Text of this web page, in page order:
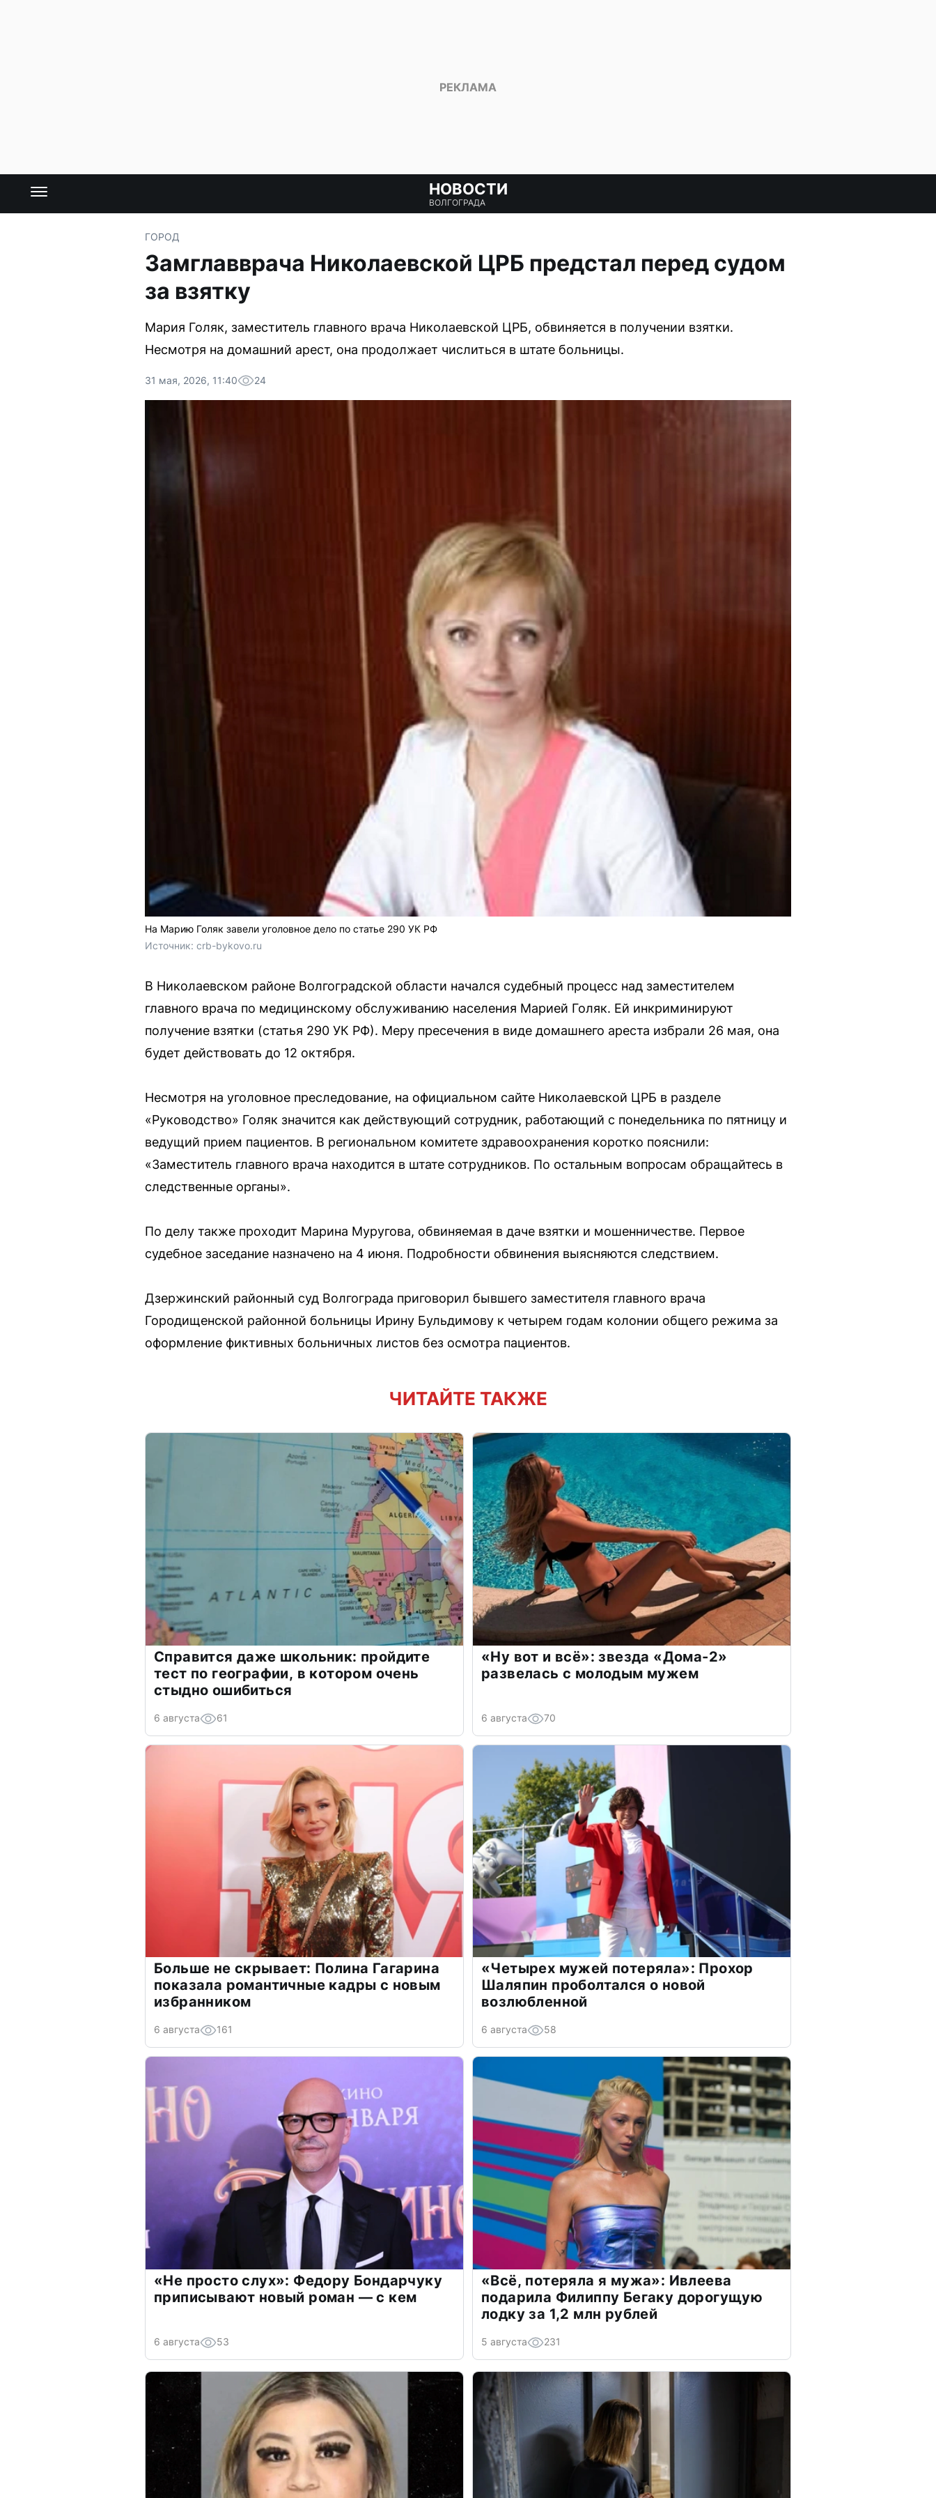
НОВОСТИ
ВОЛГОГРАДА
ГОРОД
Замглавврача Николаевской ЦРБ предстал перед судом
за взятку
Мария Голяк, заместитель главного врача Николаевской ЦРБ, обвиняется в получении взятки.
Несмотря на домашний арест, она продолжает числиться в штате больницы.
31 мая, 2026, 11:40 24
На Марию Голяк завели уголовное дело по статье 290 УК РФ
Источник: crb-bykovo.ru
В Николаевском районе Волгоградской области начался судебный процесс над заместителем
главного врача по медицинскому обслуживанию населения Марией Голяк. Ей инкриминируют
получение взятки (статья 290 УК РФ). Меру пресечения в виде домашнего ареста избрали 26 мая, она
будет действовать до 12 октября.
Несмотря на уголовное преследование, на официальном сайте Николаевской ЦРБ в разделе
«Руководство» Голяк значится как действующий сотрудник, работающий с понедельника по пятницу и
ведущий прием пациентов. В региональном комитете здравоохранения коротко пояснили:
«Заместитель главного врача находится в штате сотрудников. По остальным вопросам обращайтесь в
следственные органы».
По делу также проходит Марина Муругова, обвиняемая в даче взятки и мошенничестве. Первое
судебное заседание назначено на 4 июня. Подробности обвинения выясняются следствием.
Дзержинский районный суд Волгограда приговорил бывшего заместителя главного врача
Городищенской районной больницы Ирину Бульдимову к четырем годам колонии общего режима за
оформление фиктивных больничных листов без осмотра пациентов.
ЧИТАЙТЕ ТАКЖЕ
Справится даже школьник: пройдите
тест по географии, в котором очень
стыдно ошибиться
6 августа 61
«Ну вот и всё»: звезда «Дома-2»
развелась с молодым мужем
6 августа 70
Больше не скрывает: Полина Гагарина
показала романтичные кадры с новым
избранником
6 августа 161
«Четырех мужей потеряла»: Прохор
Шаляпин проболтался о новой
возлюбленной
6 августа 58
«Не просто слух»: Федору Бондарчуку
приписывают новый роман — с кем
6 августа 53
«Всё, потеряла я мужа»: Ивлеева
подарила Филиппу Бегаку дорогущую
лодку за 1,2 млн рублей
5 августа 231